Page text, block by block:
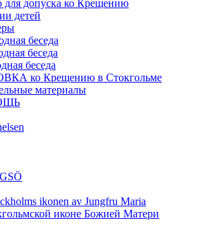
для допуска ко Крещению
детей
беседа
беседа
беседа
ко Крещению в Стокгольме
материалы
ikonen av Jungfru Maria
иконе Божией Матери